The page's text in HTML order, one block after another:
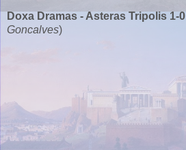
Doxa Dramas - Asteras Tripolis 1-0
Goncalves)